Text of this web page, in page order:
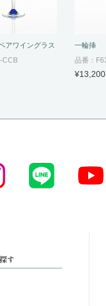
ワイングラス
CCB
一輪挿
品番：
¥13,200
す